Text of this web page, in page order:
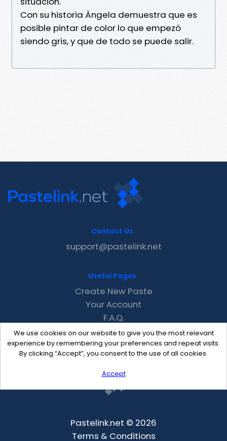
Con su historia Àngela demuestra que es
posible pintar de color lo que empezó
siendo gris, y que de todo se puede salir.
We use cookies on our website to give you the most relevant
experience by remembering your preferences and repeat visits.
By clicking “Accept”, you consent to the use of all cookies.
Accept
Contact Us
support@pastelink.net
Useful Pages
Create New Paste
Your Account
F.A.Q.
Recent
Contact
Pastelink.net © 2026
Terms & Conditions